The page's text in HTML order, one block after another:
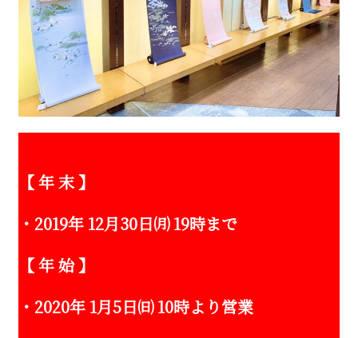
【 年 末 】
・2019年 12月30日㈪ 19時まで
【 年 始 】
・2020年 1月5日㈰ 10時より営業